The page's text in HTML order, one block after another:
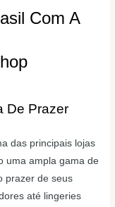
Com A
De Prazer
das principais lojas
uma ampla gama de
prazer de seus
até lingeries